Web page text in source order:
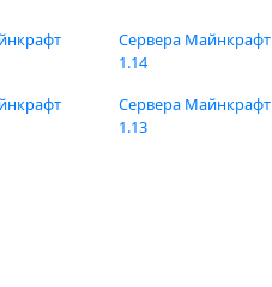
Сервера Майнкрафт
1.14
Сервера Майнкрафт
1.13